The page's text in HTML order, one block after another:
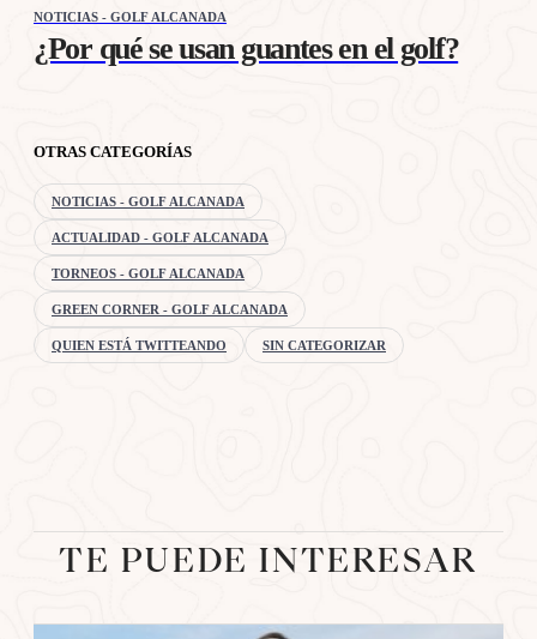
NOTICIAS - GOLF ALCANADA
¿Por qué se usan guantes en el golf?
OTRAS CATEGORÍAS
NOTICIAS - GOLF ALCANADA
ACTUALIDAD - GOLF ALCANADA
TORNEOS - GOLF ALCANADA
GREEN CORNER - GOLF ALCANADA
QUIEN ESTÁ TWITTEANDO SIN CATEGORIZAR
TE PUEDE INTERESAR